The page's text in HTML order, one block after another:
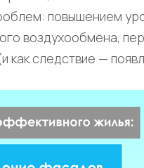
повышением
воздухообмена,
как следствие —